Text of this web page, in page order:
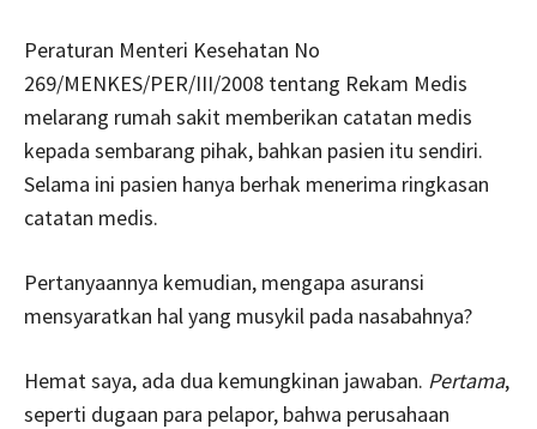
Peraturan Menteri Kesehatan No
269/MENKES/PER/III/2008 tentang Rekam Medis
melarang rumah sakit memberikan catatan medis
kepada sembarang pihak, bahkan pasien itu sendiri.
Selama ini pasien hanya berhak menerima ringkasan
catatan medis.
Pertanyaannya kemudian, mengapa asuransi
mensyaratkan hal yang musykil pada nasabahnya?
Hemat saya, ada dua kemungkinan jawaban. Pertama,
seperti dugaan para pelapor, bahwa perusahaan